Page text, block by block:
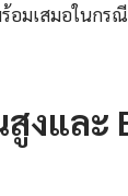
อมเสมอในก
งและ